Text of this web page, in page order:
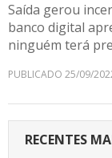
Saída gerou
banco digital
ninguém terá
PUBLICADO 25/09/
RECENTES